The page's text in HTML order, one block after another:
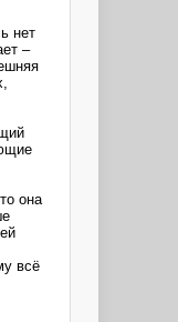
нет
–
она
всё